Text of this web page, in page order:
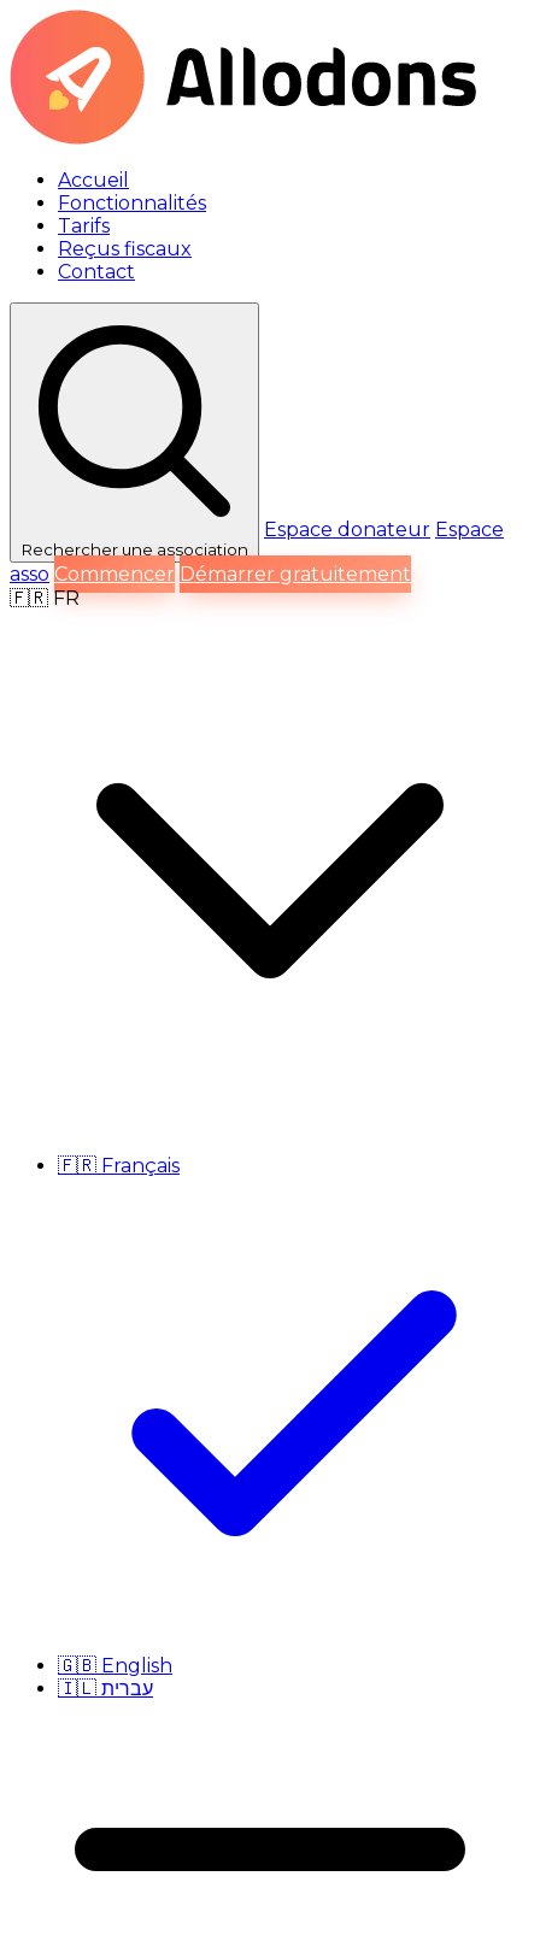
Accueil
Fonctionnalités
Tarifs
Reçus fiscaux
Contact
Rechercherune association
Espace donateur Espace
asso Commencer Démarrer gratuitement
🇫🇷 FR
🇫🇷 Français
🇬🇧 English
🇮🇱 עברית